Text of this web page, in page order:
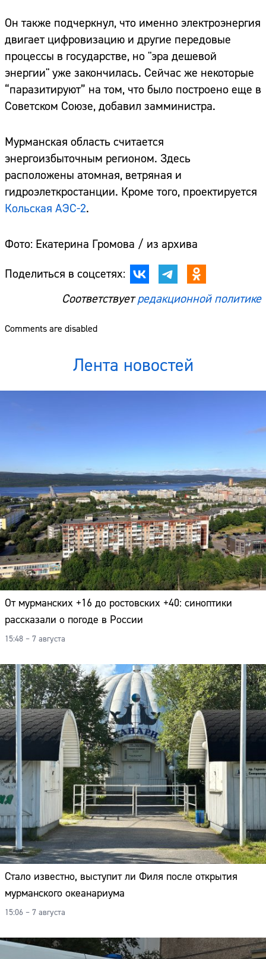
Он также подчеркнул, что именно электроэнергия
двигает цифровизацию и другие передовые
процессы в государстве, но "эра дешевой
энергии" уже закончилась. Сейчас же некоторые
“паразитируют” на том, что было построено еще в
Советском Союзе, добавил замминистра.
Мурманская область считается
энергоизбыточным регионом. Здесь
расположены атомная, ветряная и
гидроэлеткростанции. Кроме того, проектируется
Кольская АЭС-2.
Фото: Екатерина Громова / из архива
Поделиться в соцсетях:
Соответствуетредакционной политике
Comments are disabled
Лента новостей
От мурманских +16 до ростовских +40: синоптики
рассказали о погоде в России
15:48 – 7 августа
Стало известно, выступит ли Филя после открытия
мурманского океанариума
15:06 – 7 августа